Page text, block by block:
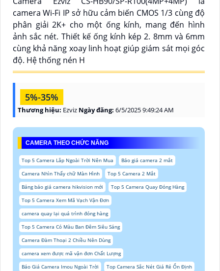
camera Wi-Fi IP sở hữu cảm biến CMOS 1/3 cùng độ
phân giải 2K+ cho một ống kính, mang đến hình
ảnh sắc nét. Thiết kế ống kính kép 2. 8mm và 6mm
cùng khả năng xoay linh hoạt giúp giám sát mọi góc
độ. Hệ thống nén H
5%-35%
Thương hiệu: Ezviz Ngày đăng: 6/5/2025 9:49:24 AM
CAMERA THEO CHỨC NĂNG
Top 5 Camera Lắp Ngoài Trời Nên Mua
Báo giá camera 2 mắt
Camera Nhìn Thấy chữ Màn Hình
Top 5 Camera 2 Mắt
Bảng báo giá camera hikvision mới
Top 5 Camera Quay Đóng Hàng
Top 5 Camera Xem Mã Vạch Vận Đơn
camera quay lại quá trình đóng hàng
Top 5 Camera Có Màu Ban Đêm Siêu Sáng
Camera Đàm Thoại 2 Chiều Nên Dùng
camera xem được mã vận đơn Chất Lượng
Báo Giá Camera Imou Ngoài Trời
Top Camera Sắc Nét Giá Rẻ Ổn Định